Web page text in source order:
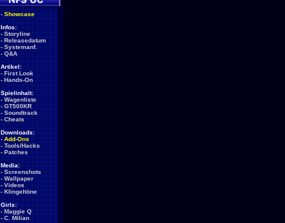
- Showcase
Infos:
- Storyline
- Releasedatum
- Systemanf.
- Q&A
Artikel:
- First Look
- Hands-On
Spielinhalt:
- Wagenliste
- GT500KR
- Soundtrack
- Cheats
Downloads:
- Add-Ons
- Tools/Hacks
- Patches
Media:
- Screenshots
- Wallpaper
- Videos
- Klingeltöne
Girls:
- Maggie Q
- C. Milian